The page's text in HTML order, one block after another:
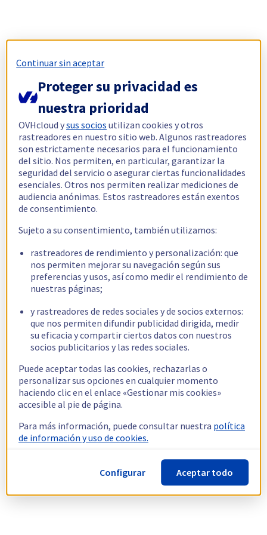
Continuar sin aceptar
Proteger su privacidad es
nuestra prioridad
OVHcloud ysus socios utilizan cookies y otros
rastreadores en nuestro sitio web. Algunos rastreadores
son estrictamente necesarios para el funcionamiento
del sitio. Nos permiten, en particular, garantizar la
seguridad del servicio o asegurar ciertas funcionalidades
esenciales. Otros nos permiten realizar mediciones de
audiencia anónimas. Estos rastreadores están exentos
de consentimiento.
Sujeto a su consentimiento, también utilizamos:
rastreadores de rendimiento y personalización: que
nos permiten mejorar su navegación según sus
preferencias y usos, así como medir el rendimiento de
nuestras páginas;
y rastreadores de redes sociales y de socios externos:
que nos permiten difundir publicidad dirigida, medir
su eficacia y compartir ciertos datos con nuestros
socios publicitarios y las redes sociales.
Puede aceptar todas las cookies, rechazarlas o
personalizar sus opciones en cualquier momento
haciendo clic en el enlace «Gestionar mis cookies»
accesible al pie de página.
Para más información, puede consultar nuestra política
de información y uso de cookies.
Configurar Aceptar todo